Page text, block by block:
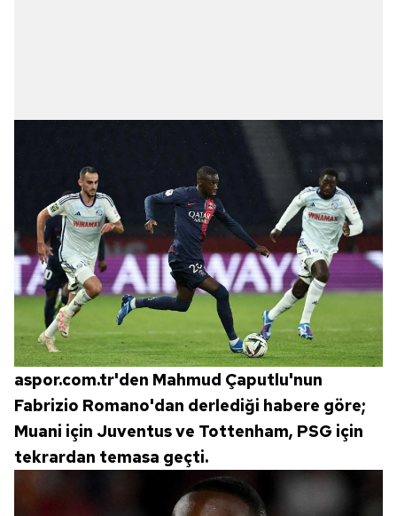
aspor.com.tr'den Mahmud Çaputlu'nun
Fabrizio Romano'dan derlediği habere göre;
Muani için Juventus ve Tottenham, PSG için
tekrardan temasa geçti.